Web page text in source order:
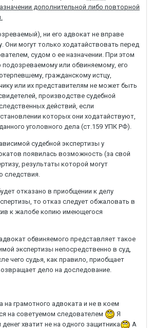
дополнительной либо повторной
ни его адвокат не вправе
Они могут только ходатайствовать перед
судом о ее назначении. При этом
подозреваемому или обвиняемому, его
гражданскому истцу,
или их представителям не может быть
производстве судебной
действий, если
которых они ходатайствуют,
уголовного дела (ст.159 УПК РФ).
судебной экспертизы у
появилась возможность (за свой
результаты которой могут
следствия.
отказано в приобщении к делу
то отказ следует обжаловать в
к жалобе копию имеющегося
обвиняемого представляет такое
экспертизы непосредственно в суд,
чего судья, как правило, приобщает
дело на доследование.
на грамотного адвоката и не в коем
на советуемом следователем
Я
хватит не на одного защитника
А